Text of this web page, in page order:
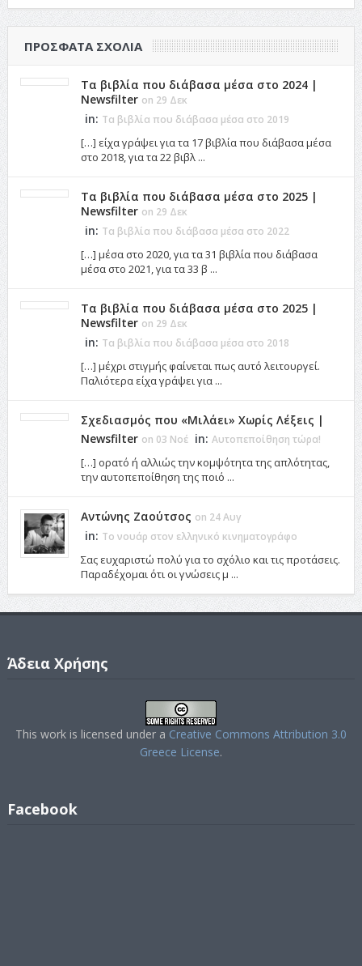
ΠΡΌΣΦΑΤΑ ΣΧΌΛΙΑ
Τα βιβλία που διάβασα μέσα στο 2024 |
Newsfilter on 29 Δεκ
in: Τα βιβλία που διάβασα μέσα στο 2019
[…] είχα γράψει για τα 17 βιβλία που διάβασα μέσα
στο 2018, για τα 22 βιβλ ...
Τα βιβλία που διάβασα μέσα στο 2025 |
Newsfilter on 29 Δεκ
in: Τα βιβλία που διάβασα μέσα στο 2022
[…] μέσα στο 2020, για τα 31 βιβλία που διάβασα
μέσα στο 2021, για τα 33 β ...
Τα βιβλία που διάβασα μέσα στο 2025 |
Newsfilter on 29 Δεκ
in: Τα βιβλία που διάβασα μέσα στο 2018
[…] μέχρι στιγμής φαίνεται πως αυτό λειτουργεί.
Παλιότερα είχα γράψει για ...
Σχεδιασμός που «Μιλάει» Χωρίς Λέξεις |
Newsfilter on 03 Νοέ in: Αυτοπεποίθηση τώρα!
[…] ορατό ή αλλιώς την κομψότητα της απλότητας,
την αυτοπεποίθηση της ποιό ...
Αντώνης Ζαούτσος on 24 Αυγ
in: Το νουάρ στον ελληνικό κινηματογράφο
Σας ευχαριστώ πολύ για το σχόλιο και τις προτάσεις.
Παραδέχομαι ότι οι γνώσεις μ ...
Άδεια Χρήσης
This work is licensed under a Creative Commons Attribution 3.0
Greece License.
Facebook